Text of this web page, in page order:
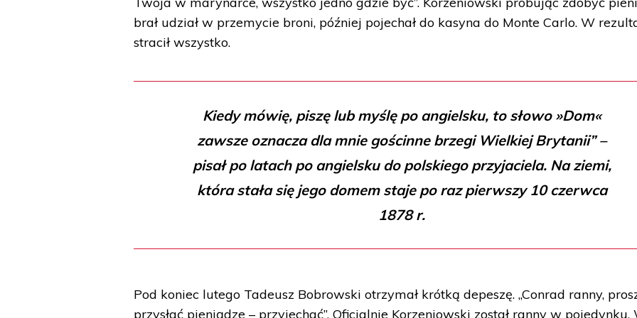
brał udział w przemycie broni, później pojechał do kasyna do Monte Carlo. W
stracił wszystko.
Kiedy mówię, piszę lub myślę po angielsku, to słowo »Dom«
zawsze oznacza dla mnie gościnne brzegi Wielkiej Brytanii” –
pisał po latach po angielsku do polskiego przyjaciela. Na ziemi,
która stała się jego domem staje po raz pierwszy 10 czerwca
1878 r.
Pod koniec lutego Tadeusz Bobrowski otrzymał krótką depeszę. „Conrad ranny,
przysłać pieniądze – przyjechać”. Oficjalnie Korzeniowski został ranny w pojedynku.